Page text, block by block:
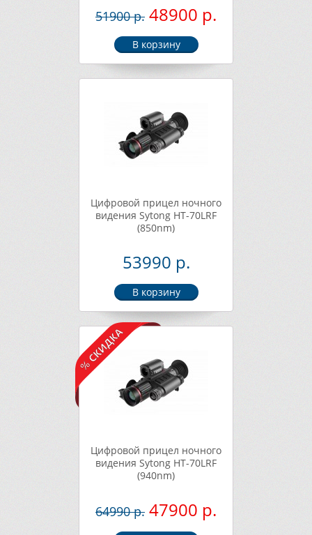
51900 р. 48900 р.
Цифровой прицел ночного
видения Sytong HT-70LRF
(850nm)
53990 р.
Цифровой прицел ночного
видения Sytong HT-70LRF
(940nm)
64990 р. 47900 р.